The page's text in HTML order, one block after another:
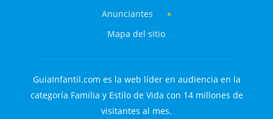
Anunciantes
Mapa del sitio
GuiaInfantil.com es la web líder en audiencia en la
categoría Familia y Estilo de Vida con 14 millones de
visitantes al mes.